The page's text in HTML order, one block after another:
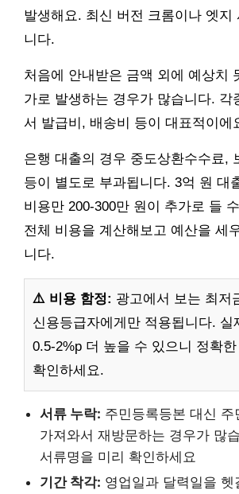
발생해요. 최신 버전 크롬이나 엣지
니다.
처음에 안내받은 금액 외에 예상치
가로 발생하는 경우가 많습니다. 각
서 발급비, 배송비 등이 대표적이에
은행 대출의 경우 중도상환수수료,
등이 별도로 부과됩니다. 3억 원 대
비용만 200-300만 원이 추가로 들
전체 비용을 계산해보고 예산을 세
니다.
⚠️ 비용 함정: 광고에서 보는 최저
신용등급자에게만 적용됩니다. 실
0.5-2%p 더 높을 수 있으니 정확
확인하세요.
서류 누락: 주민등록등본 대신 주
가져와서 재방문하는 경우가 많
서류명을 미리 확인하세요
기간 착각: 영업일과 달력일을 헷